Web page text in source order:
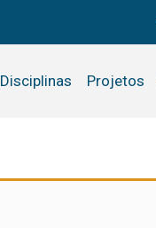
Disciplinas Projetos